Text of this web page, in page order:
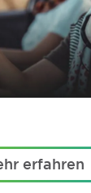
erfahren